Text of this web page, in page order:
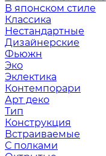
В японском стиле
Классика
Нестандартные
Дизайнерские
Фьюжн
Эко
Эклектика
Контемпорари
Арт деко
Тип
Конструкция
Встраиваемые
С полками